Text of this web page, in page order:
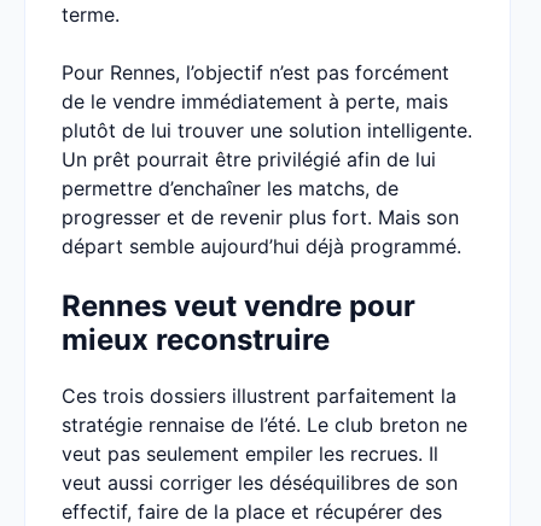
terme.
Pour Rennes, l’objectif n’est pas forcément
de le vendre immédiatement à perte, mais
plutôt de lui trouver une solution intelligente.
Un prêt pourrait être privilégié afin de lui
permettre d’enchaîner les matchs, de
progresser et de revenir plus fort. Mais son
départ semble aujourd’hui déjà programmé.
Rennes veut vendre pour
mieux reconstruire
Ces trois dossiers illustrent parfaitement la
stratégie rennaise de l’été. Le club breton ne
veut pas seulement empiler les recrues. Il
veut aussi corriger les déséquilibres de son
effectif, faire de la place et récupérer des